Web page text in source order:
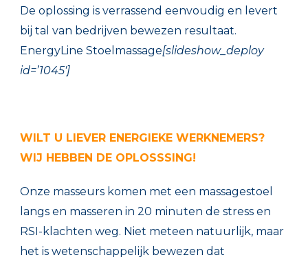
De oplossing is verrassend eenvoudig en levert
bij tal van bedrijven bewezen resultaat.
EnergyLine Stoelmassage[slideshow_deploy
id=’1045′]
WILT U LIEVER ENERGIEKE WERKNEMERS?
WIJ HEBBEN DE OPLOSSSING!
Onze masseurs komen met een massagestoel
langs en masseren in 20 minuten de stress en
RSI-klachten weg. Niet meteen natuurlijk, maar
het is wetenschappelijk bewezen dat